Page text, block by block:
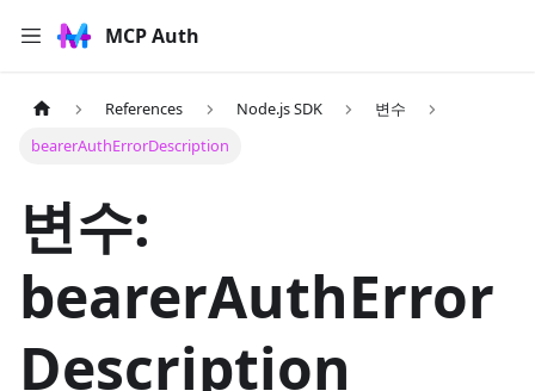
MCP Auth
References Node.js SDK
변수
bearerAuthErrorDescription
변수:
bearerAuthError
Description